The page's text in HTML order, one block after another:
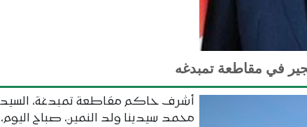
في مقاطعة تمبدغه
أشرف حاكم مقاطعة تمبدغة،
محمد سيدينا ولد النمين، صباح